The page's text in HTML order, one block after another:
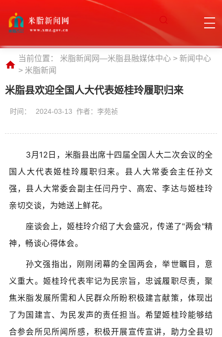
当前位置： 米脂新闻网—米脂县融媒体中心 > 新闻中心
> 米脂新闻
米脂县欢迎全国人大代表姬桂玲履职归来
时间： 2024-03-13 作者：李苑祯
3月12日，米脂县出席十四届全国人大二次会议的全
国人大代表姬桂玲履职归来。县人大常委会主任孙文
强，县人大常委会副主任闫丹宁、高宏、李达与姬桂玲
亲切交谈，为她送上鲜花。
座谈会上，姬桂玲介绍了大会盛况，传递了"两会"精
神，畅谈心得体会。
孙文强指出，刚刚闭幕的全国两会，举世瞩目，意
义重大。姬桂玲代表牢记为民宗旨，忠诚履职尽责，聚
焦米脂发展所需和人民群众所盼积极建言献策，体现出
了为国建言、为民发声的责任担当。希望姬桂玲能够结
合参会所见所闻所感，积极开展宣传宣讲，助力全县切